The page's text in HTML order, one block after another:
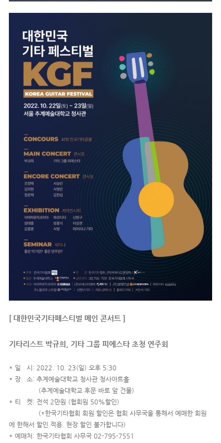
[ 대한민국기타페스티벌 메인 콘서트 ]
기타리스트 박규희, 기타 그룹 피에스타 초청 연주회
* 일 시: 2022. 10. 23(일) 오후 5:30
* 장 소: 추계예술대학교 청사관 청사아트홀
(추계예술대학교 후문 바로 앞 건물)
* 티 켓: 전석 2만원 (협회원 50%할인)
(*한국기타협회 회원 할인은 협회 사무국을 통해서 예매한 회원
에 한해서 할인 적용. 현장 할인 불가합니다)
* 예매처: 한국기타협회 사무국 02-795-7551